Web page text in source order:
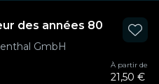
des années 80
GmbH
À partir de
21,50 €